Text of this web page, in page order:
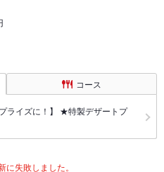
コース
ライズに！】 ★特製デザートプ
に失敗しました。